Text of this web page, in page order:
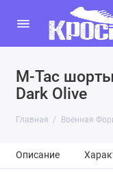
M-Tac
Dark Olive
Главная Военная
Описание